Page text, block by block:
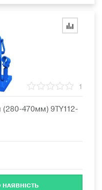
1
470мм) 9TY112-